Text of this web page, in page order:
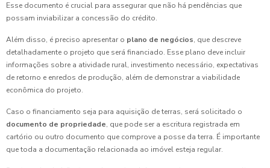
Esse documento é crucial para assegurar que não há pendências que
possam inviabilizar a concessão do crédito.
Além disso, é preciso apresentar o plano de negócios, que descreve
detalhadamente o projeto que será financiado. Esse plano deve incluir
informações sobre a atividade rural, investimento necessário, expectativas
de retorno e enredos de produção, além de demonstrar a viabilidade
econômica do projeto.
Caso o financiamento seja para aquisição de terras, será solicitado o
documento de propriedade, que pode ser a escritura registrada em
cartório ou outro documento que comprove a posse da terra. É importante
que toda a documentação relacionada ao imóvel esteja regular.